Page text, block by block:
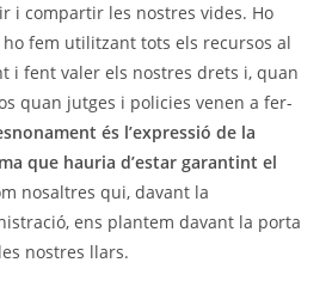
i compartir les nostres vides. Ho
ho fem utilitzant tots els recursos al
i fent valer els nostres drets i, quan
quan jutges i policies venen a fer-
és l’expressió de la
que hauria d’estar garantint el
nosaltres qui, davant la
ens plantem davant la porta
nostres llars.